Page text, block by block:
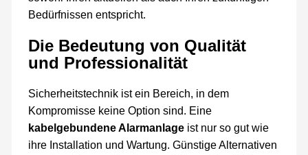
Bedürfnissen entspricht.
Die Bedeutung von Qualität
und Professionalität
Sicherheitstechnik ist ein Bereich, in dem
Kompromisse keine Option sind. Eine
kabelgebundene Alarmanlageist nur so gut wie
ihre Installation und Wartung. Günstige Alternativen